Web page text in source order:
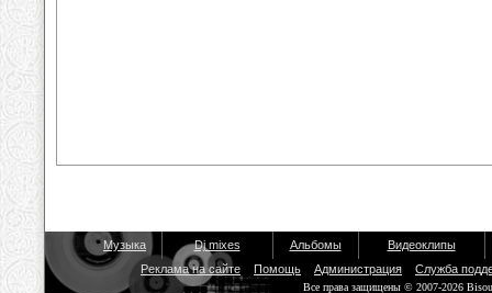
Музыка Dj mixes Альбомы
Видеоклипы
Реклама на сайте
Помощь Администрация Служба
Все права защищены © 2007-2026